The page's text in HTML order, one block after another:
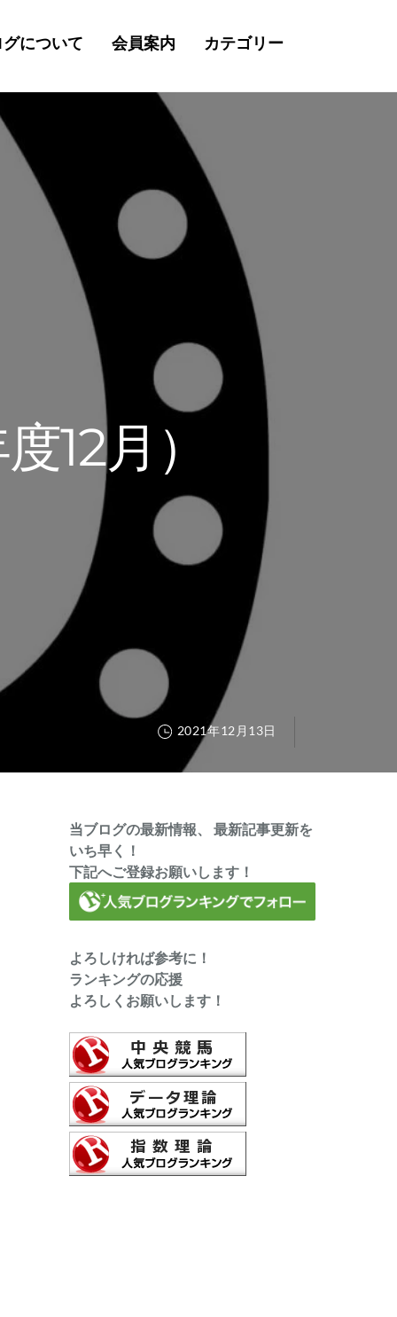
グについて 会員案内 カテゴリー
2021年12月13日
12月）
当ブログの最新情報、 最新記事更新を
いち早く！
下記へご登録お願いします！
よろしければ参考に！
ランキングの応援
よろしくお願いします！